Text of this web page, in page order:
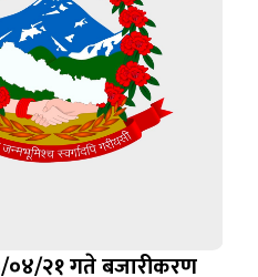
०४/२१ गते बजारीकरण